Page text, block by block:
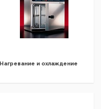
Нагревание и охлаждение